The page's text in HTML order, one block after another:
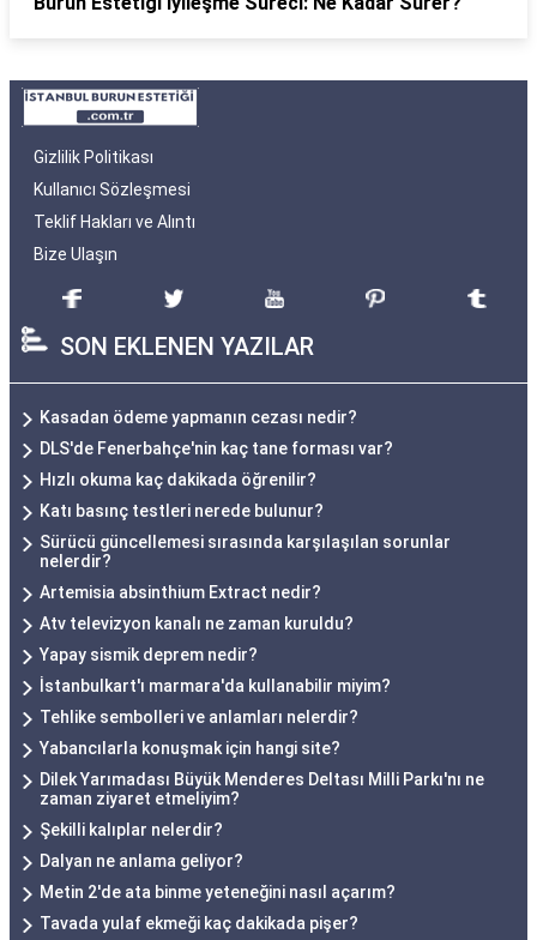
Gizlilik Politikası
Kullanıcı Sözleşmesi
Teklif Hakları ve Alıntı
Bize Ulaşın
SON EKLENEN YAZILAR
Kasadan ödeme yapmanın cezası nedir?
DLS'de Fenerbahçe'nin kaç tane forması var?
Hızlı okuma kaç dakikada öğrenilir?
Katı basınç testleri nerede bulunur?
Sürücü güncellemesi sırasında karşılaşılan sorunlar
nelerdir?
Artemisia absinthium Extract nedir?
Atv televizyon kanalı ne zaman kuruldu?
Yapay sismik deprem nedir?
İstanbulkart'ı marmara'da kullanabilir miyim?
Tehlike sembolleri ve anlamları nelerdir?
Yabancılarla konuşmak için hangi site?
Dilek Yarımadası Büyük Menderes Deltası Milli Parkı'nı ne
zaman ziyaret etmeliyim?
Şekilli kalıplar nelerdir?
Dalyan ne anlama geliyor?
Metin 2'de ata binme yeteneğini nasıl açarım?
Tavada yulaf ekmeği kaç dakikada pişer?